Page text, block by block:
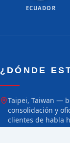
ECUADOR
¿DÓNDE
Taipei, Taiwan —
consolidación y
clientes de habla